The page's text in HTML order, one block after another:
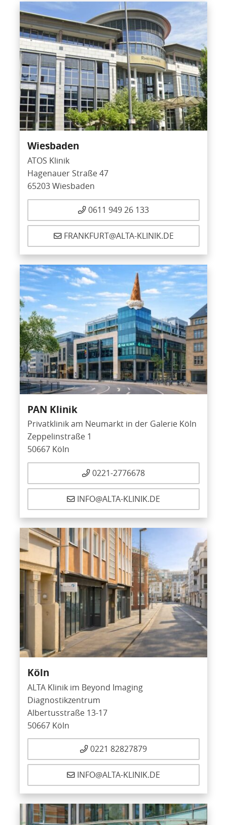
Wiesbaden
ATOS Klinik
Hagenauer Straße 47
65203 Wiesbaden
0611 949 26 133
FRANKFURT@ALTA-KLINIK.DE
PAN Klinik
Privatklinik am Neumarkt in der Galerie Köln
Zeppelinstraße 1
50667 Köln
0221-2776678
INFO@ALTA-KLINIK.DE
Köln
ALTA Klinik im Beyond Imaging
Diagnostikzentrum
Albertusstraße 13-17
50667 Köln
0221 82827879
INFO@ALTA-KLINIK.DE